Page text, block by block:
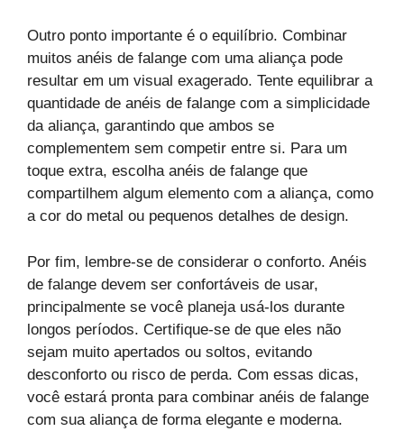
Outro ponto importante é o equilíbrio. Combinar
muitos anéis de falange com uma aliança pode
resultar em um visual exagerado. Tente equilibrar a
quantidade de anéis de falange com a simplicidade
da aliança, garantindo que ambos se
complementem sem competir entre si. Para um
toque extra, escolha anéis de falange que
compartilhem algum elemento com a aliança, como
a cor do metal ou pequenos detalhes de design.
Por fim, lembre-se de considerar o conforto. Anéis
de falange devem ser confortáveis de usar,
principalmente se você planeja usá-los durante
longos períodos. Certifique-se de que eles não
sejam muito apertados ou soltos, evitando
desconforto ou risco de perda. Com essas dicas,
você estará pronta para combinar anéis de falange
com sua aliança de forma elegante e moderna.